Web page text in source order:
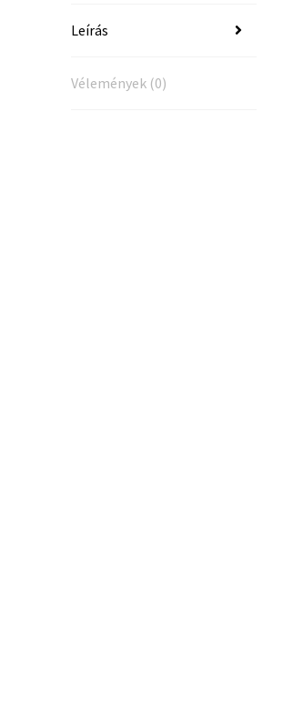
Leírás
Vélemények (0)